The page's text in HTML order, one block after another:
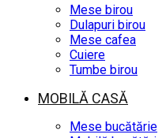
Mese birou
Dulapuri birou
Mese cafea
Cuiere
Tumbe birou
MOBILĂ CASĂ
Mese bucătărie